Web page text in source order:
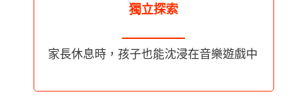
獨立探索
家長休息時，孩⼦也能沈浸在⾳樂遊戲中